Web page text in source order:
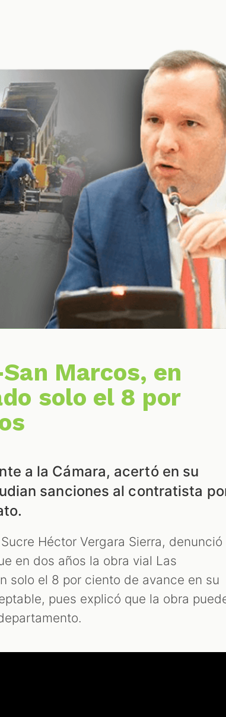
Marcos, en
solo el 8 por
a la Cámara, acertó en su
sanciones al contratista
Héctor Vergara Sierra, denunció
en dos años la obra vial Las
solo el 8 por ciento de avance en su
pues explicó que la obra